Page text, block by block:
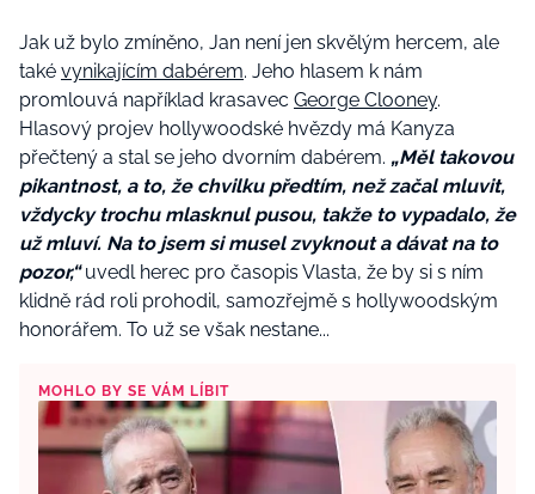
Jak už bylo zmíněno, Jan není jen skvělým hercem, ale
také vynikajícím dabérem. Jeho hlasem k nám
promlouvá například krasavec George Clooney.
Hlasový projev hollywoodské hvězdy má Kanyza
přečtený a stal se jeho dvorním dabérem. „Měl takovou
pikantnost, a to, že chvilku předtím, než začal mluvit,
vždycky trochu mlasknul pusou, takže to vypadalo, že
už mluví. Na to jsem si musel zvyknout a dávat na to
pozor,“uvedl herec pro časopis Vlasta, že by si s ním
klidně rád roli prohodil, samozřejmě s hollywoodským
honorářem. To už se však nestane...
MOHLO BY SE VÁM LÍBIT